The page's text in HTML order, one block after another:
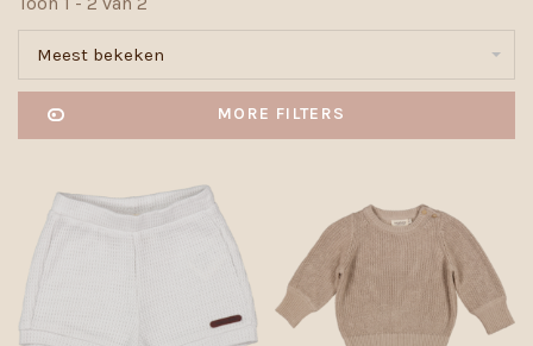
Meest bekeken
MORE FILTERS